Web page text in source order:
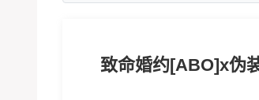
致命婚约[ABO]x伪